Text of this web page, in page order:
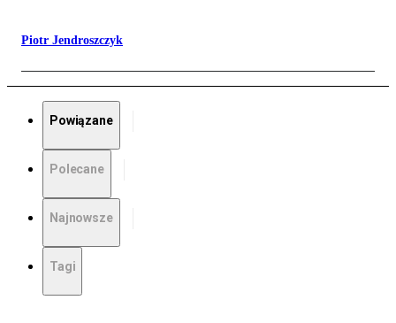
Piotr Jendroszczyk
Powiązane
Polecane
Najnowsze
Tagi